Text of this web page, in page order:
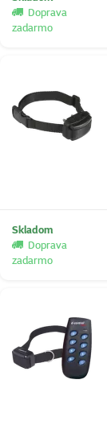
Doprava
zadarmo
Skladom
Doprava
zadarmo